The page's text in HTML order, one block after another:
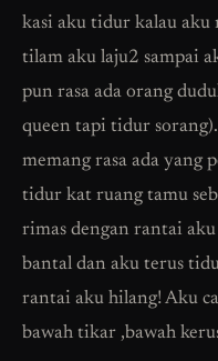
kasi aku tidur kalau aku
tilam aku laju2 sampai
pun rasa ada orang
queen tapi tidur
memang rasa ada yang
tidur kat ruang tamu
rimas dengan rantai
bantal dan aku terus
rantai aku hilang! Aku
bawah tikar ,bawah